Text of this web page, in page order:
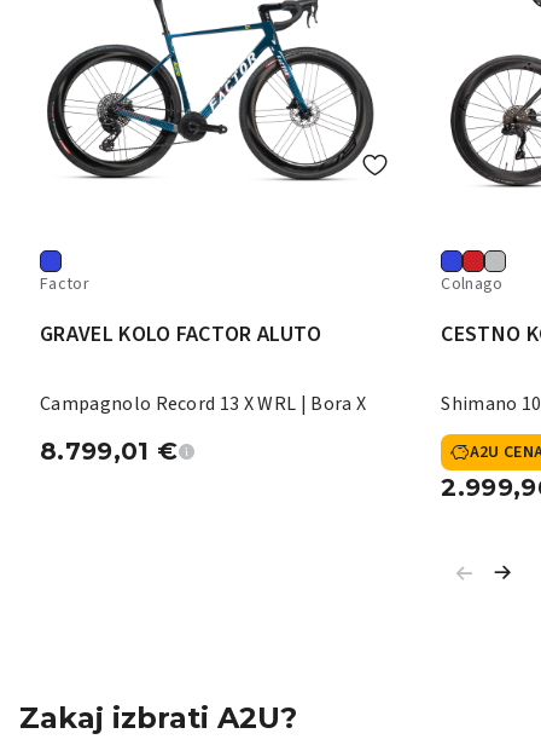
Factor
GRAVEL KOLO FACTOR ALUTO
Campagnolo Record 13 X WRL | Bora X
8.799,01 €
Colnago
CESTNO
Shimano
A2U
Zakaj izbrati A2U?